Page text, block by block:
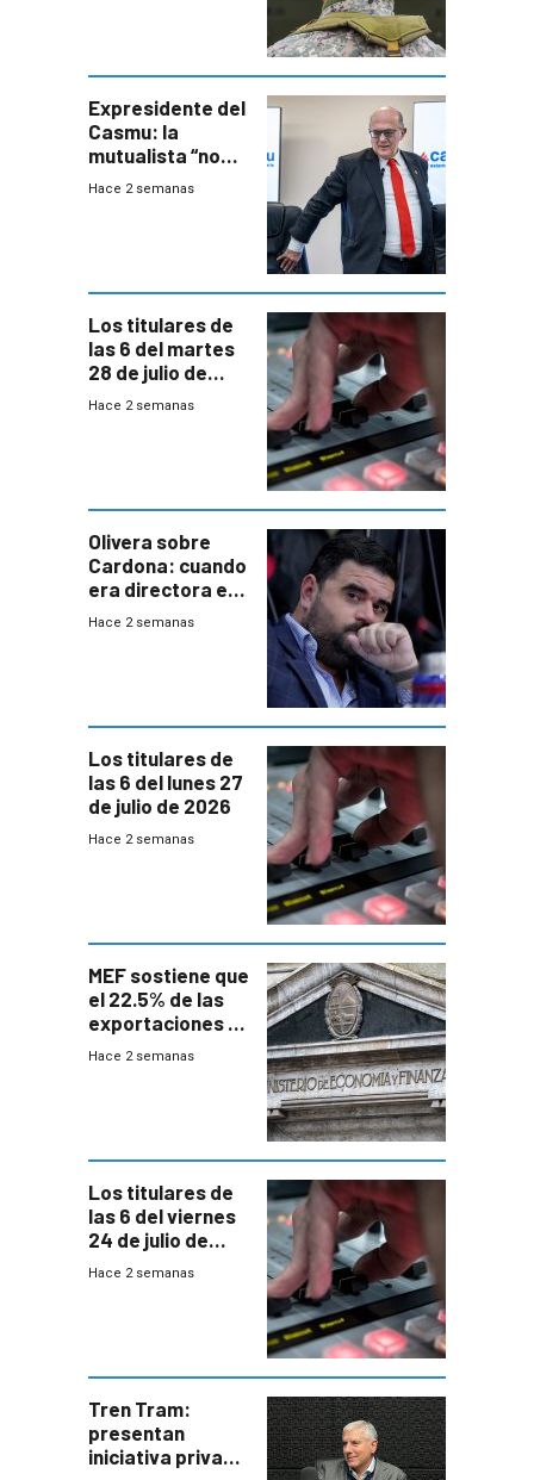
seguridad
Expresidente del
Casmu: la
mutualista “no
está para pagar”
Hace 2 semanas
Los titulares de
las 6 del martes
28 de julio de
2026
Hace 2 semanas
Olivera sobre
Cardona: cuando
era directora en
UTE “no era muy
Hace 2 semanas
Los titulares de
las 6 del lunes 27
de julio de 2026
Hace 2 semanas
MEF sostiene que
el 22.5% de las
exportaciones a
EE.UU se verán
Hace 2 semanas
Los titulares de
las 6 del viernes
24 de julio de
2026
Hace 2 semanas
Tren Tram:
presentan
iniciativa privada